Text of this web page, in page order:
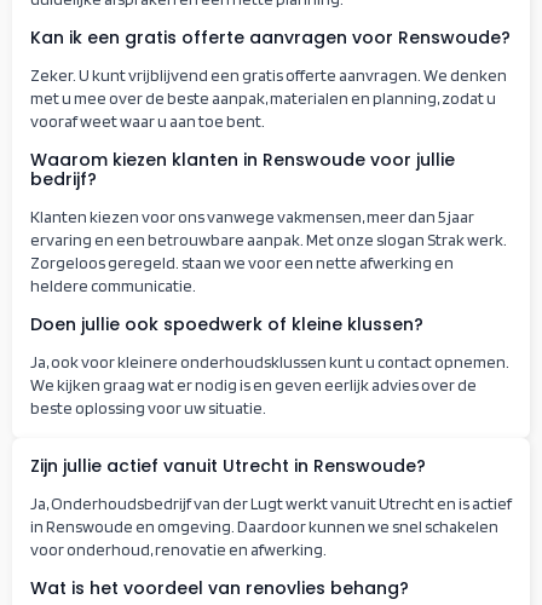
Kan ik een gratis offerte aanvragen voor Renswoude?
Zeker. U kunt vrijblijvend een gratis offerte aanvragen. We denken
met u mee over de beste aanpak, materialen en planning, zodat u
vooraf weet waar u aan toe bent.
Waarom kiezen klanten in Renswoude voor jullie
bedrijf?
Klanten kiezen voor ons vanwege vakmensen, meer dan 5 jaar
ervaring en een betrouwbare aanpak. Met onze slogan Strak werk.
Zorgeloos geregeld. staan we voor een nette afwerking en
heldere communicatie.
Doen jullie ook spoedwerk of kleine klussen?
Ja, ook voor kleinere onderhoudsklussen kunt u contact opnemen.
We kijken graag wat er nodig is en geven eerlijk advies over de
beste oplossing voor uw situatie.
Zijn jullie actief vanuit Utrecht in Renswoude?
Ja, Onderhoudsbedrijf van der Lugt werkt vanuit Utrecht en is actief
in Renswoude en omgeving. Daardoor kunnen we snel schakelen
voor onderhoud, renovatie en afwerking.
Wat is het voordeel van renovlies behang?